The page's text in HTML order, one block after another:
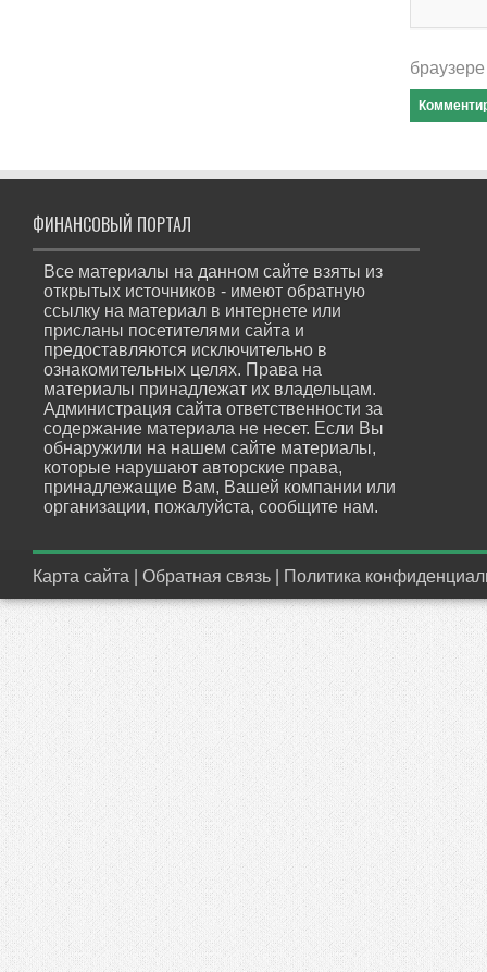
ФИНАНСОВЫЙ ПОРТАЛ
Все материалы на данном сайте взяты из
открытых источников - имеют обратную
ссылку на материал в интернете или
присланы посетителями сайта и
предоставляются исключительно в
ознакомительных целях. Права на
материалы принадлежат их владельцам.
Администрация сайта ответственности за
содержание материала не несет. Если Вы
обнаружили на нашем сайте материалы,
которые нарушают авторские права,
принадлежащие Вам, Вашей компании или
организации, пожалуйста, сообщите нам.
Карта сайта Обратная связь Политика